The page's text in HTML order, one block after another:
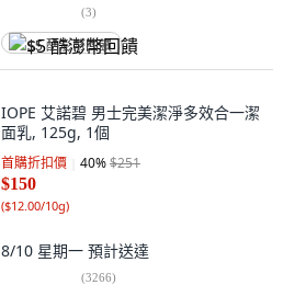
(3)
$5 酷澎幣回饋
IOPE 艾諾碧 男士完美潔淨多效合一潔
面乳, 125g, 1個
首購折扣價 40%$251
$150
($12.00/10g)
8/10 星期一 預計送達
(3266)